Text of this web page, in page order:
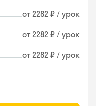
от 2282 ₽ / урок
от 2282 ₽ / урок
от 2282 ₽ / урок